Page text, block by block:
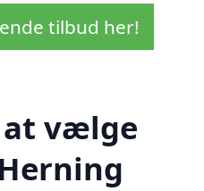
tilbud her!
at vælge